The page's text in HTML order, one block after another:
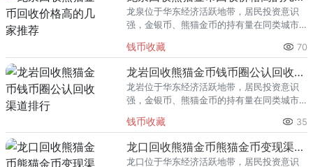
龙泉位于华东经济活跃地带，居民投资意识
强，金银币、熊猫金币的持有量在同类城市
熊猫金币的需求就明显升温，但鱼龙混杂的
回收渠道里，能精准识别版别溢
钱币收藏 70
龙岩回收熊猫金币钱币圈公认回收渠道排行
龙岩位于华东经济活跃地带，居民投资意识
强，金银币、熊猫金币的持有量在同类城市
熊猫金币的需求就明显升温，但鱼龙混杂的
回收渠道里，能精准识别版别溢
钱币收藏 35
龙口回收熊猫金币熊猫金币变现渠道指南
龙口位于华东经济活跃地带，居民投资意识